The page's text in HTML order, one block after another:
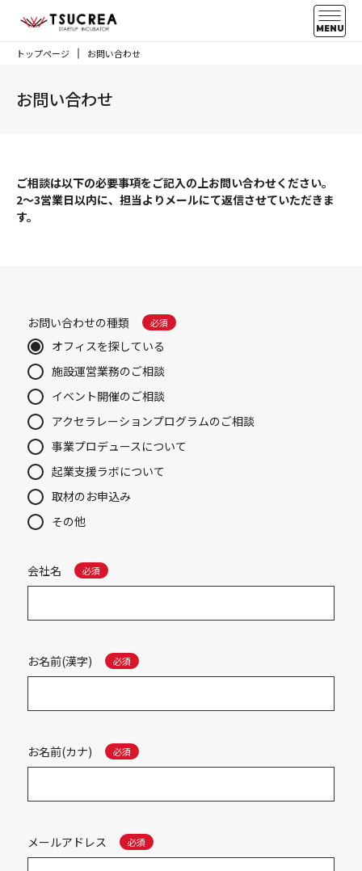
MENU
トップページ お問い合わせ
お問い合わせ
ご相談は以下の必要事項をご記入の上お問い合わせください。
2～3営業日以内に、担当よりメールにて返信させていただきま
す。
お問い合わせの種類
オフィスを探している
施設運営業務のご相談
イベント開催のご相談
アクセラレーションプログラムのご相談
事業プロデュースについて
起業支援ラボについて
取材のお申込み
その他
会社名
お名前(漢字)
お名前(カナ)
メールアドレス